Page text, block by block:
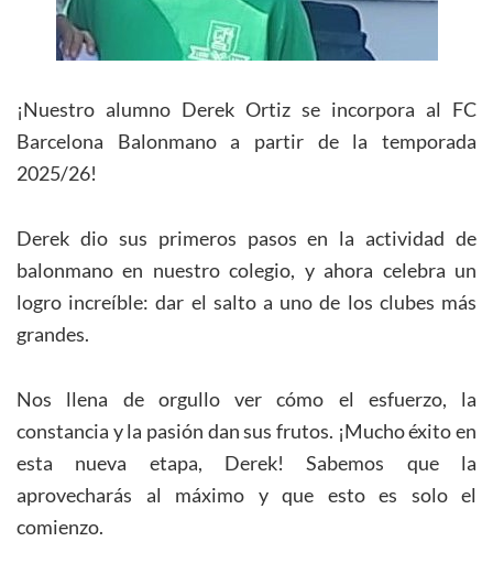
¡Nuestro alumno Derek Ortiz se incorpora al FC
Barcelona Balonmano a partir de la temporada
2025/26!
Derek dio sus primeros pasos en la actividad de
balonmano en nuestro colegio, y ahora celebra un
logro increíble: dar el salto a uno de los clubes más
grandes.
Nos llena de orgullo ver cómo el esfuerzo, la
constancia y la pasión dan sus frutos. ¡Mucho éxito en
esta nueva etapa, Derek! Sabemos que la
aprovecharás al máximo y que esto es solo el
comienzo.